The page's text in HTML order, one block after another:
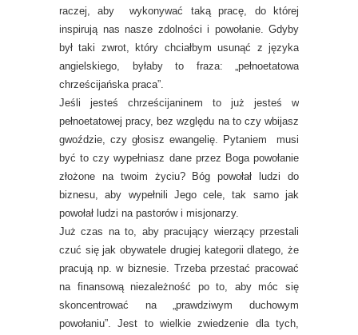
raczej, aby wykonywać taką pracę, do której
inspirują nas nasze zdolności i powołanie. Gdyby
był taki zwrot, który chciałbym usunąć z języka
angielskiego, byłaby to fraza: „pełnoetatowa
chrześcijańska praca”.
Jeśli jesteś chrześcijaninem to już jesteś w
pełnoetatowej pracy, bez względu na to czy wbijasz
gwoździe, czy głosisz ewangelię. Pytaniem musi
być to czy wypełniasz dane przez Boga powołanie
złożone na twoim życiu? Bóg powołał ludzi do
biznesu, aby wypełnili Jego cele, tak samo jak
powołał ludzi na pastorów i misjonarzy.
Już czas na to, aby pracujący wierzący przestali
czuć się jak obywatele drugiej kategorii dlatego, że
pracują np. w biznesie. Trzeba przestać pracować
na finansową niezależność po to, aby móc się
skoncentrować na „prawdziwym duchowym
powołaniu”. Jest to wielkie zwiedzenie dla tych,